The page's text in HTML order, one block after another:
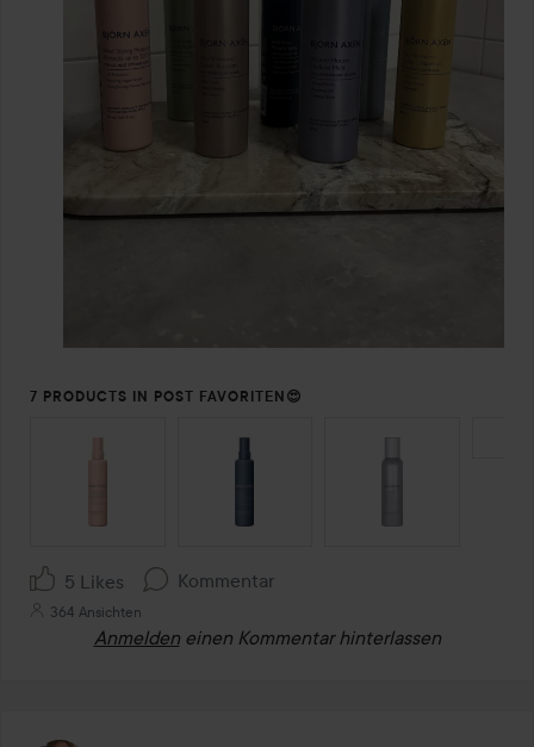
7 PRODUCTS IN POST FAVORITEN😍
SEKTION ÜBERSPRINGEN
5 Likes Kommentar
364 Ansichten
Anmelden einen Kommentar hinterlassen